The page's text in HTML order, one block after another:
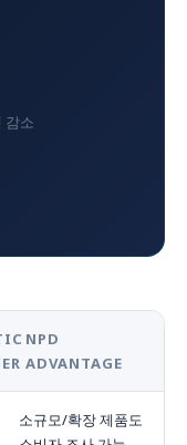
감소
NPD
ADVANTAGE
소규모/확장 제품도